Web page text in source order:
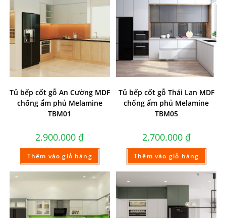
Tủ bếp cốt gỗ An Cường MDF
chống ẩm phủ Melamine
TBM01
2.900.000 ₫
Thêm vào giỏ hàng
Tủ bếp cốt gỗ Thái Lan MDF
chống ẩm phủ Melamine
TBM05
2.700.000 ₫
Thêm vào giỏ hàng